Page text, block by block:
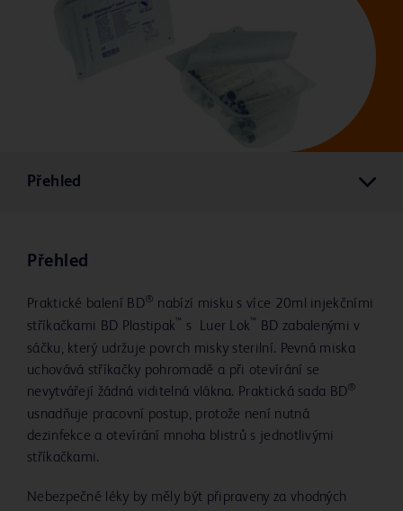
Přehled
Přehled
Praktické balení BD® nabízí misku s více 20ml injekčními
stříkačkami BD Plastipak™ s Luer Lok™
BD zabalenými v
sáčku, který udržuje povrch misky sterilní. Pevná miska
uchovává stříkačky pohromadě a při otevírání se
nevytvářejí žádná viditelná vlákna. Praktická sada BD®
usnadňuje pracovní postup, protože není nutná
dezinfekce a otevírání mnoha blistrů s jednotlivými
stříkačkami.
Nebezpečné léky by měly být připraveny za vhodných